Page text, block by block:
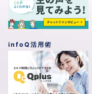
infoQ活用術